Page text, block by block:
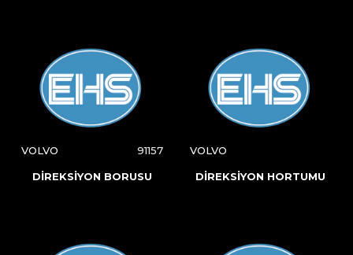
VOLVO 91157
DİREKSİYON BORUSU
VOLVO
DİREKSİYON HORTUMU